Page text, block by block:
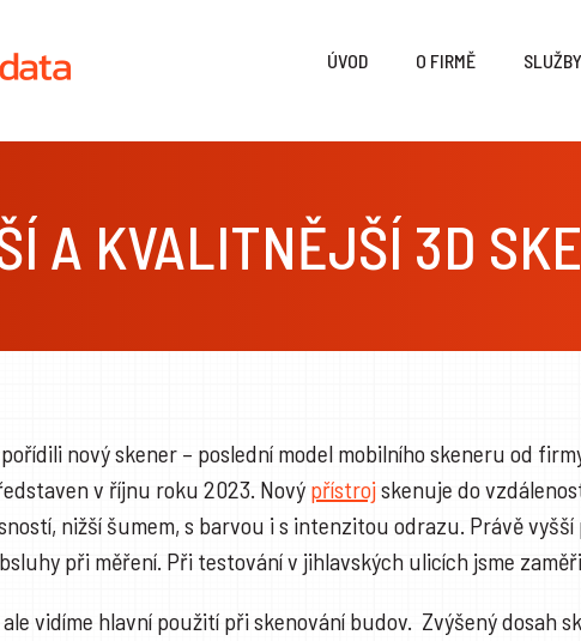
ÚVOD O FIRMĚ SLUŽBY
A KVALITNĚJŠÍ 3D
nový skener – poslední model mobilního skeneru od
v říjnu roku 2023. Nový přístrojskenuje do
nižší šumem, s barvou i s intenzitou odrazu. Právě
při měření. Při testování v jihlavských ulicích jsme
vidíme hlavní použití při skenování budov. Zvýšený dosah